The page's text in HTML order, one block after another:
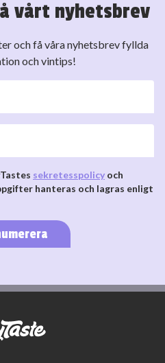
vårt nyhetsbrev
och få våra nyhetsbrev fyllda
och vintips!
sekretesspolicy och
hanteras och lagras enligt